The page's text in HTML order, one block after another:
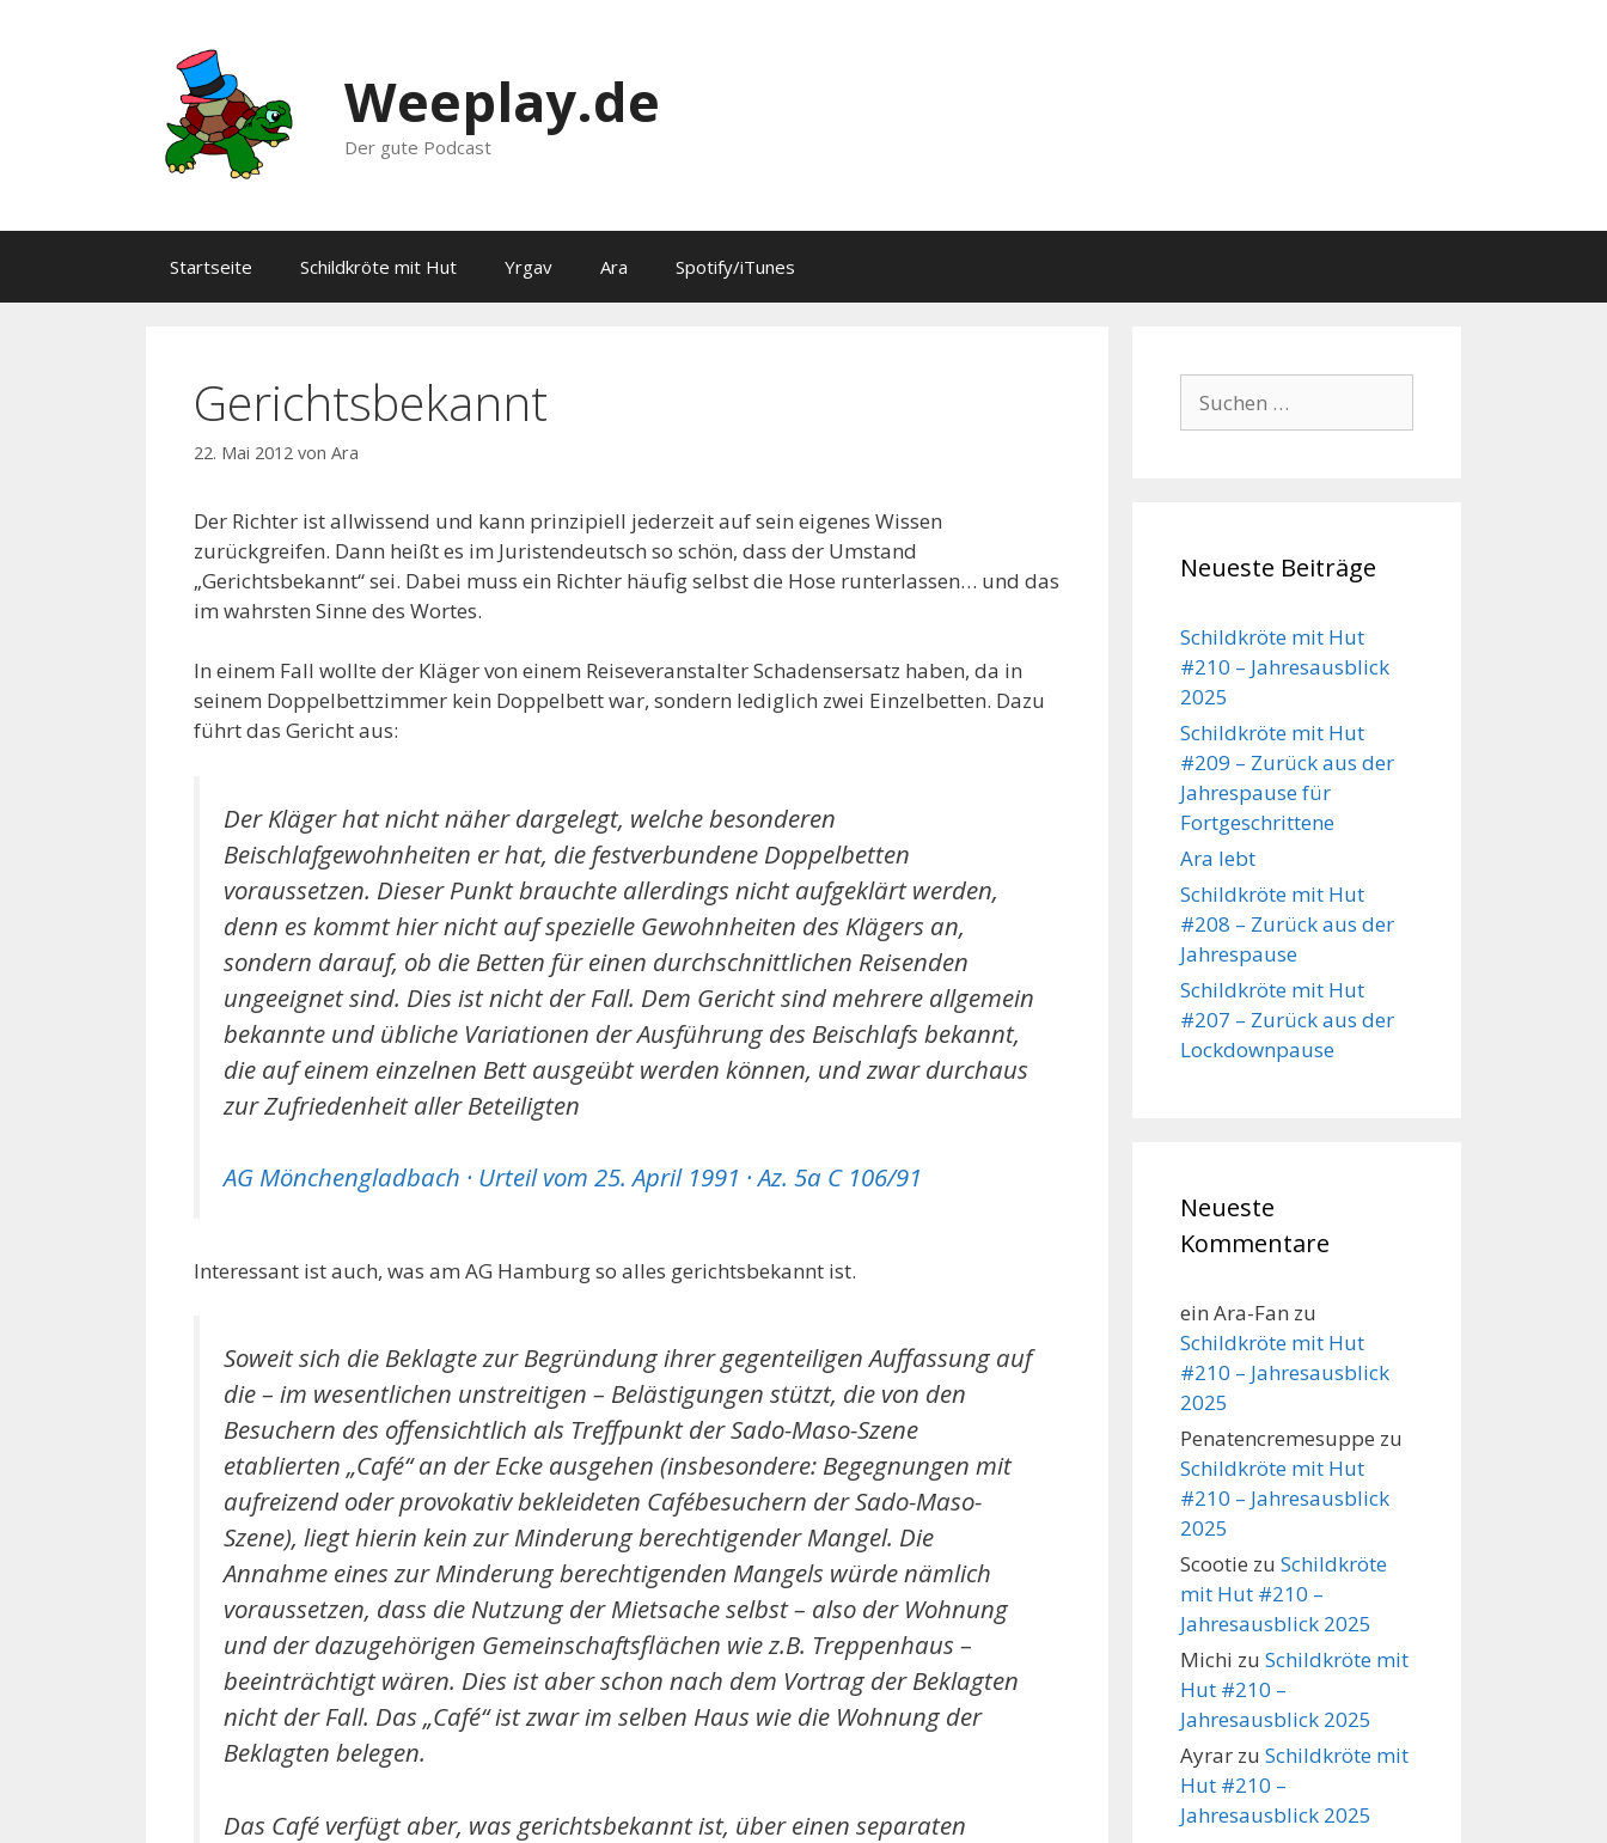
Weeplay.de
Der gute Podcast
Startseite Schildkröte mit Hut Yrgav Ara Spotify/iTunes
Gerichtsbekannt
22. Mai 2012 von Ara
Der Richter ist allwissend und kann prinzipiell jederzeit auf sein eigenes Wissen
zurückgreifen. Dann heißt es im Juristendeutsch so schön, dass der Umstand
„Gerichtsbekannt“ sei. Dabei muss ein Richter häufig selbst die Hose runterlassen… und das
im wahrsten Sinne des Wortes.
In einem Fall wollte der Kläger von einem Reiseveranstalter Schadensersatz haben, da in
seinem Doppelbettzimmer kein Doppelbett war, sondern lediglich zwei Einzelbetten. Dazu
führt das Gericht aus:
Der Kläger hat nicht näher dargelegt, welche besonderen
Beischlafgewohnheiten er hat, die festverbundene Doppelbetten
voraussetzen. Dieser Punkt brauchte allerdings nicht aufgeklärt werden,
denn es kommt hier nicht auf spezielle Gewohnheiten des Klägers an,
sondern darauf, ob die Betten für einen durchschnittlichen Reisenden
ungeeignet sind. Dies ist nicht der Fall. Dem Gericht sind mehrere allgemein
bekannte und übliche Variationen der Ausführung des Beischlafs bekannt,
die auf einem einzelnen Bett ausgeübt werden können, und zwar durchaus
zur Zufriedenheit aller Beteiligten
AG Mönchengladbach · Urteil vom 25. April 1991 · Az. 5a C 106/91
Interessant ist auch, was am AG Hamburg so alles gerichtsbekannt ist.
Soweit sich die Beklagte zur Begründung ihrer gegenteiligen Auffassung auf
die – im wesentlichen unstreitigen – Belästigungen stützt, die von den
Besuchern des offensichtlich als Treffpunkt der Sado-Maso-Szene
etablierten „Café“ an der Ecke ausgehen (insbesondere: Begegnungen mit
aufreizend oder provokativ bekleideten Cafébesuchern der Sado-Maso-
Szene), liegt hierin kein zur Minderung berechtigender Mangel. Die
Annahme eines zur Minderung berechtigenden Mangels würde nämlich
voraussetzen, dass die Nutzung der Mietsache selbst – also der Wohnung
und der dazugehörigen Gemeinschaftsflächen wie z.B. Treppenhaus –
beeinträchtigt wären. Dies ist aber schon nach dem Vortrag der Beklagten
nicht der Fall. Das „Café“ ist zwar im selben Haus wie die Wohnung der
Beklagten belegen.
Das Café verfügt aber, was gerichtsbekannt ist, über einen separaten
nach:
Neueste Beiträge
Schildkröte mit Hut
#210 – Jahresausblick
2025
Schildkröte mit Hut
#209 – Zurück aus der
Jahrespause für
Fortgeschrittene
Ara lebt
Schildkröte mit Hut
#208 – Zurück aus der
Jahrespause
Schildkröte mit Hut
#207 – Zurück aus der
Lockdownpause
Neueste
Kommentare
ein Ara-Fan zu
Schildkröte mit Hut
#210 – Jahresausblick
2025
Penatencremesuppe zu
Schildkröte mit Hut
#210 – Jahresausblick
2025
Scootie zu Schildkröte
mit Hut #210 –
Jahresausblick 2025
Michi zu Schildkröte mit
Hut #210 –
Jahresausblick 2025
Ayrar zu Schildkröte mit
Hut #210 –
Jahresausblick 2025